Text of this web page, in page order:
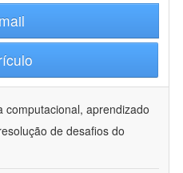
computacional, aprendizado
de desafios do